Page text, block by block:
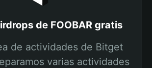
de FOOBAR gratis
de actividades de Bitget
varias actividades